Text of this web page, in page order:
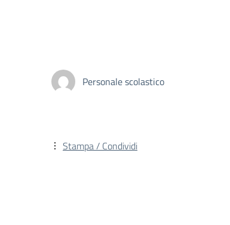
Personale scolastico
Stampa / Condividi